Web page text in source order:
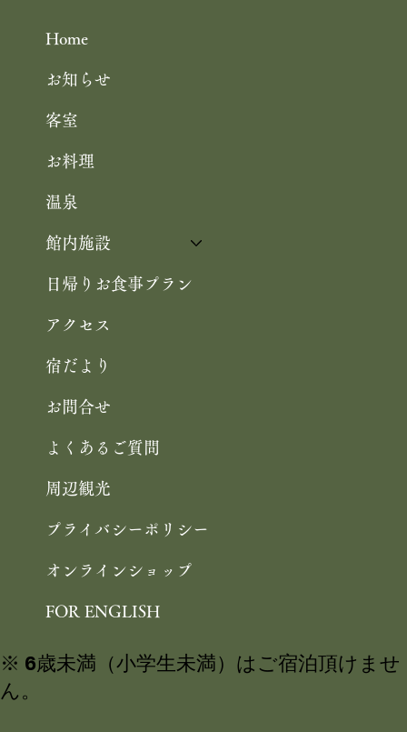
Home
お知らせ
客室
お料理
温泉
館内施設
日帰りお食事プラン
アクセス
宿だより
お問合せ
よくあるご質問
周辺観光
プライバシーポリシー
オンラインショップ
FOR ENGLISH
※ 6歳未満（小学生未満）はご宿泊頂けませ
ん。